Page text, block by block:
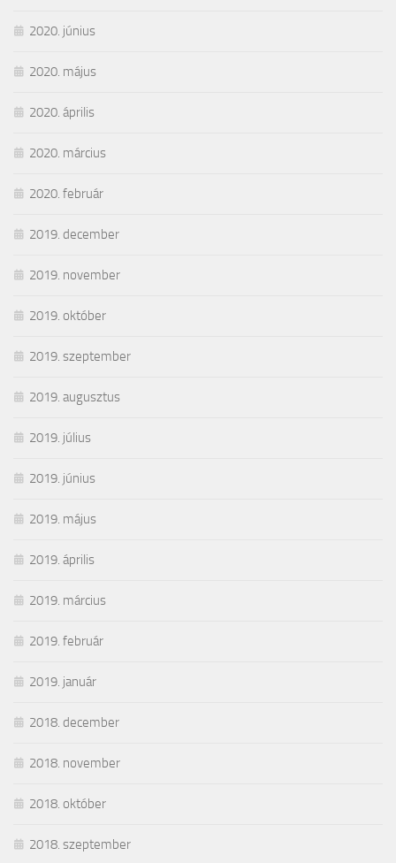
2020. június
2020. május
2020. április
2020. március
2020. február
2019. december
2019. november
2019. október
2019. szeptember
2019. augusztus
2019. július
2019. június
2019. május
2019. április
2019. március
2019. február
2019. január
2018. december
2018. november
2018. október
2018. szeptember